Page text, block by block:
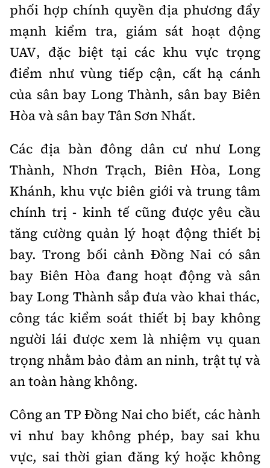
phối hợp chính quyền địa phương đẩy
mạnh kiểm tra, giám sát hoạt động
UAV, đặc biệt tại các khu vực trọng
điểm như vùng tiếp cận, cất hạ cánh
của sân bay Long Thành, sân bay Biên
Hòa và sân bay Tân Sơn Nhất.
Các địa bàn đông dân cư như Long
Thành, Nhơn Trạch, Biên Hòa, Long
Khánh, khu vực biên giới và trung tâm
chính trị - kinh tế cũng được yêu cầu
tăng cường quản lý hoạt động thiết bị
bay. Trong bối cảnh Đồng Nai có sân
bay Biên Hòa đang hoạt động và sân
bay Long Thành sắp đưa vào khai thác,
công tác kiểm soát thiết bị bay không
người lái được xem là nhiệm vụ quan
trọng nhằm bảo đảm an ninh, trật tự và
an toàn hàng không.
Công an TP Đồng Nai cho biết, các hành
vi như bay không phép, bay sai khu
vực, sai thời gian đăng ký hoặc không